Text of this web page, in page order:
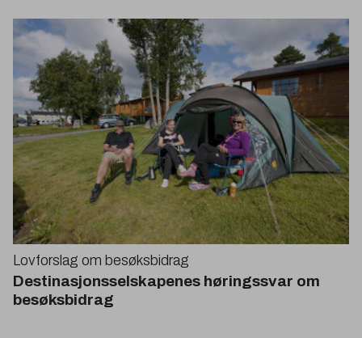
Lovforslag om besøksbidrag
Destinasjonsselskapenes høringssvar om
besøksbidrag